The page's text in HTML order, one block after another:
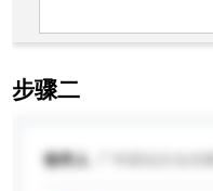
步骤二
收件人